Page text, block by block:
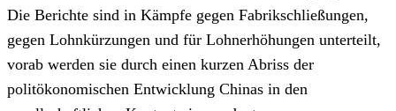
Die Berichte sind in Kämpfe gegen Fabrikschließungen,
gegen Lohnkürzungen und für Lohnerhöhungen unterteilt,
vorab werden sie durch einen kurzen Abriss der
politökonomischen Entwicklung Chinas in den